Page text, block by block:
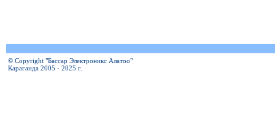
© Copyright "Бассар Электроникс Алатоо"
Караганда 2005 - 2025 г.